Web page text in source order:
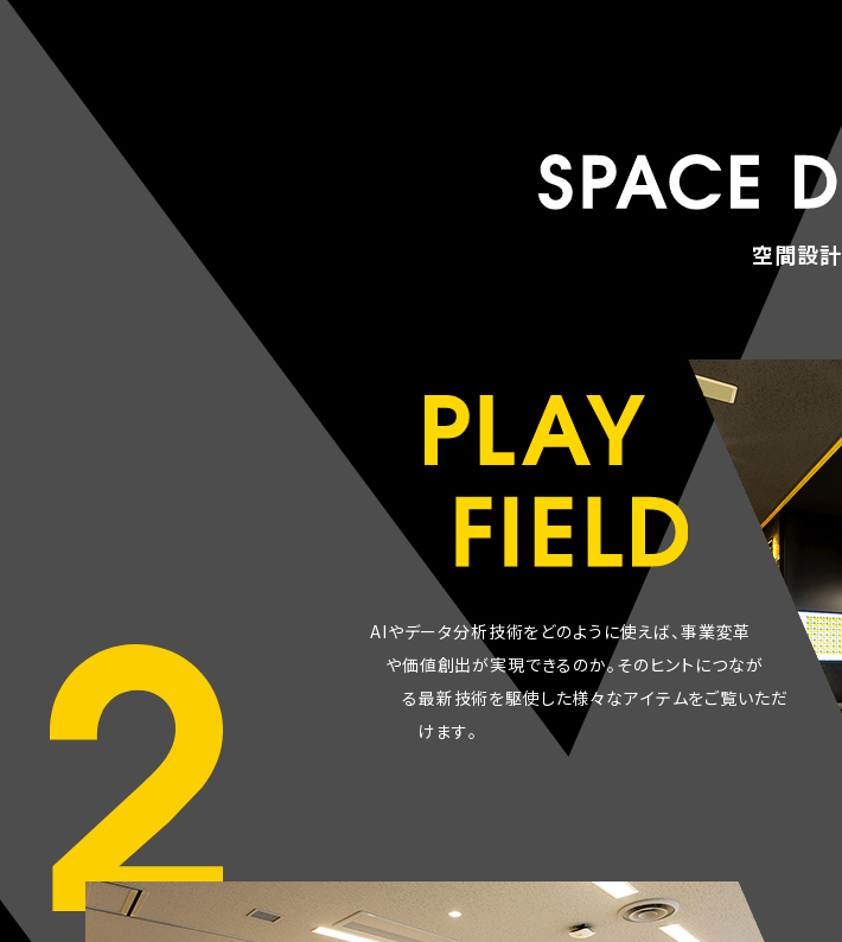
空間設計
AIやデータ分析技術をどのよう に使え ば、事業変革
や価値創出が実現できる のか。 その ヒント につなが
る最新技術を駆使 した様々なアイテムをご覧いただ
けます。